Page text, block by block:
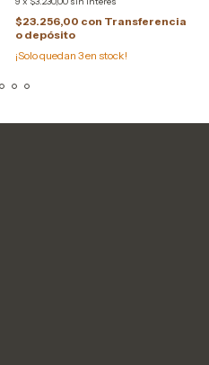
$23.256,00 con Transferencia
o depósito
¡Solo quedan 3en stock!